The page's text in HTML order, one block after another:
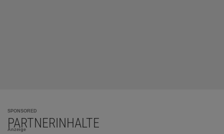
SPONSORED
PARTNERINHALTE
Anzeige